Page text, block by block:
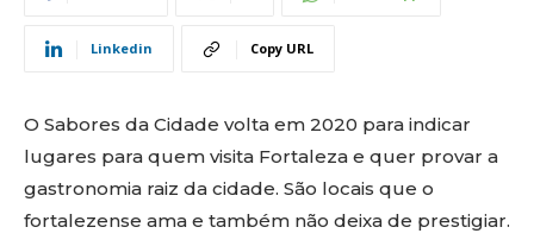
Linkedin Copy URL
O Sabores da Cidade volta em 2020 para indicar
lugares para quem visita Fortaleza e quer provar a
gastronomia raiz da cidade. São locais que o
fortalezense ama e também não deixa de prestigiar.